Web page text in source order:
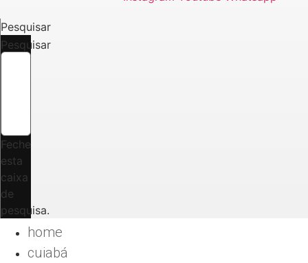
Pesquisar
Pesquisar
Feche
esta
caixa
de
pesquisa.
home
cuiabá